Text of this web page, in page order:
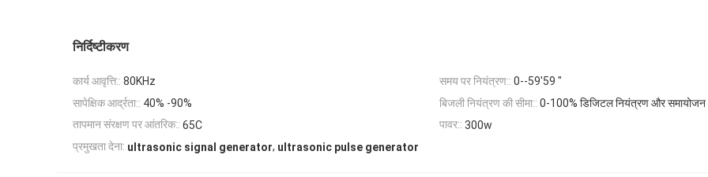
निर्दिष्टीकरण
कार्य आवृत्ति:: 80KHz समय पर नियंत्रण:: 0--59'59 "
सापेक्षिक आर्द्रता:: 40% -90% बिजली नियंत्रण की सीमा:: 0-100% डिजिटल नियंत्रण और
तापमान संरक्षण पर आंतरिक:: 65C पावर:: 300w
प्रमुखता देना: ultrasonic signal generator, ultrasonic pulse generator